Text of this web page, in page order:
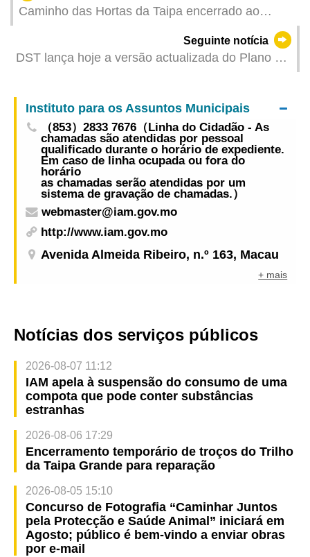
Caminho das Hortas da Taipa encerrado ao
para desobstrução de esgotos pelo IAM
Seguinte notícia
DST lança hoje a versão actualizada do Plano de
beneficiados
Instituto para os Assuntos Municipais
（853）2833 7676（Linha do Cidadão - As
chamadas são atendidas por pessoal
qualificado durante o horário de expediente.
Em caso de linha ocupada ou fora do
horário
as chamadas serão atendidas por um
sistema de gravação de chamadas.）
webmaster@iam.gov.mo
http://www.iam.gov.mo
Avenida Almeida Ribeiro, n.º 163, Macau
+ mais
Notícias dos serviços públicos
2026-08-07 11:12
IAM apela à suspensão do consumo de uma
compota que pode conter substâncias
estranhas
2026-08-06 17:29
Encerramento temporário de troços do Trilho
da Taipa Grande para reparação
2026-08-05 15:10
Concurso de Fotografia “Caminhar Juntos
pela Protecção e Saúde Animal” iniciará em
Agosto; público é bem-vindo a enviar obras
por e-mail